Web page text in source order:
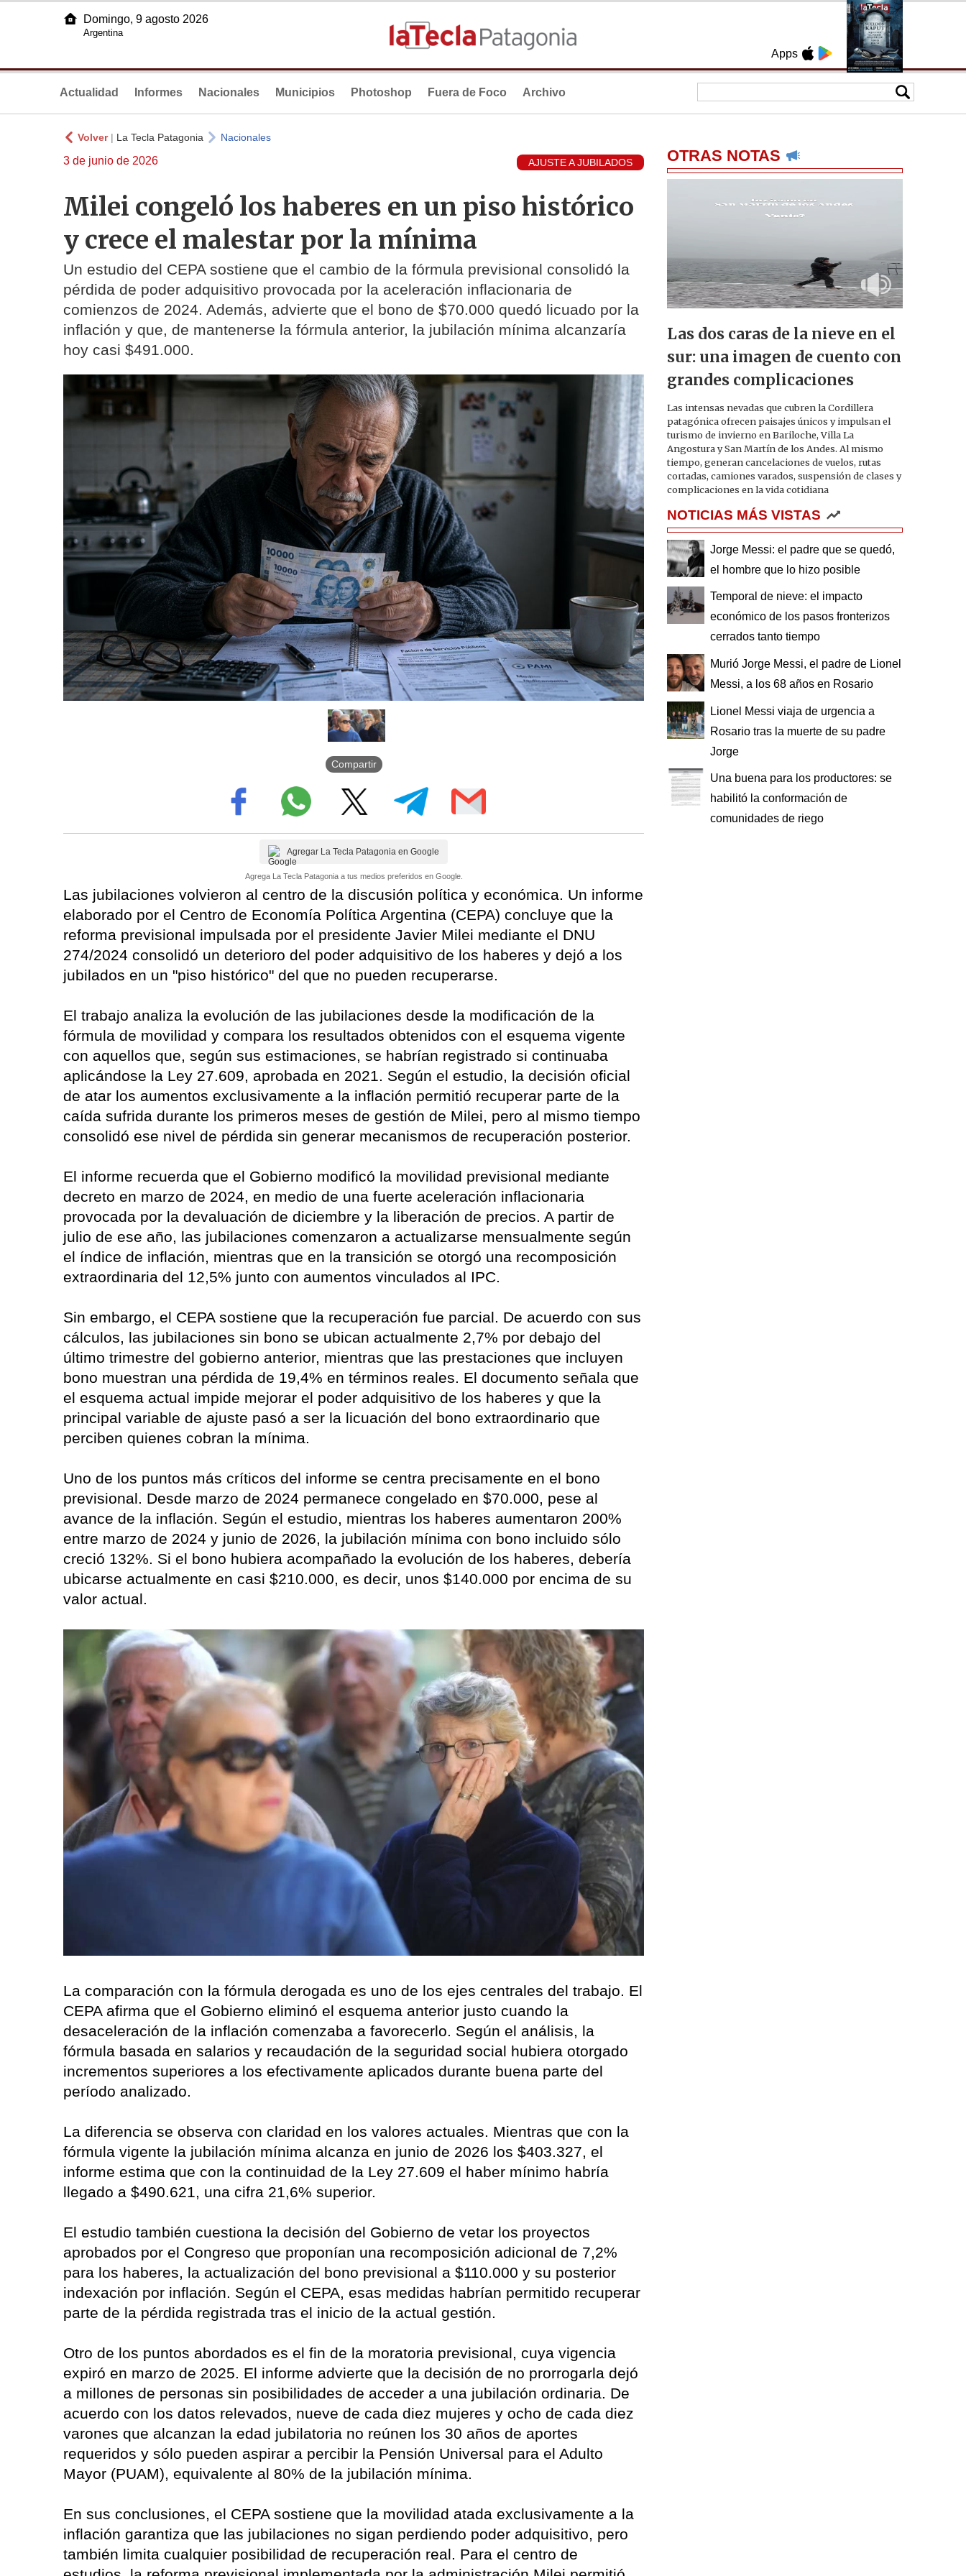
Apps
Domingo, 9 agosto 2026
Argentina
Actualidad Informes Nacionales Municipios Photoshop Fuera de Foco Archivo
Volver| La Tecla Patagonia Nacionales
3 de junio de 2026 AJUSTE A JUBILADOS
Milei congeló los haberes en un piso histórico
y crece el malestar por la mínima
Un estudio del CEPA sostiene que el cambio de la fórmula previsional consolidó la
pérdida de poder adquisitivo provocada por la aceleración inflacionaria de
comienzos de 2024. Además, advierte que el bono de $70.000 quedó licuado por la
inflación y que, de mantenerse la fórmula anterior, la jubilación mínima alcanzaría
hoy casi $491.000.
Compartir
Agregar La Tecla Patagonia en Google
Agrega La Tecla Patagonia a tus medios preferidos en Google.
Las jubilaciones volvieron al centro de la discusión política y económica. Un informe
elaborado por el Centro de Economía Política Argentina (CEPA) concluye que la
reforma previsional impulsada por el presidente Javier Milei mediante el DNU
274/2024 consolidó un deterioro del poder adquisitivo de los haberes y dejó a los
jubilados en un "piso histórico" del que no pueden recuperarse.
El trabajo analiza la evolución de las jubilaciones desde la modificación de la
fórmula de movilidad y compara los resultados obtenidos con el esquema vigente
con aquellos que, según sus estimaciones, se habrían registrado si continuaba
aplicándose la Ley 27.609, aprobada en 2021. Según el estudio, la decisión oficial
de atar los aumentos exclusivamente a la inflación permitió recuperar parte de la
caída sufrida durante los primeros meses de gestión de Milei, pero al mismo tiempo
consolidó ese nivel de pérdida sin generar mecanismos de recuperación posterior.
El informe recuerda que el Gobierno modificó la movilidad previsional mediante
decreto en marzo de 2024, en medio de una fuerte aceleración inflacionaria
provocada por la devaluación de diciembre y la liberación de precios. A partir de
julio de ese año, las jubilaciones comenzaron a actualizarse mensualmente según
el índice de inflación, mientras que en la transición se otorgó una recomposición
extraordinaria del 12,5% junto con aumentos vinculados al IPC.
Sin embargo, el CEPA sostiene que la recuperación fue parcial. De acuerdo con sus
cálculos, las jubilaciones sin bono se ubican actualmente 2,7% por debajo del
último trimestre del gobierno anterior, mientras que las prestaciones que incluyen
bono muestran una pérdida de 19,4% en términos reales. El documento señala que
el esquema actual impide mejorar el poder adquisitivo de los haberes y que la
principal variable de ajuste pasó a ser la licuación del bono extraordinario que
perciben quienes cobran la mínima.
Uno de los puntos más críticos del informe se centra precisamente en el bono
previsional. Desde marzo de 2024 permanece congelado en $70.000, pese al
avance de la inflación. Según el estudio, mientras los haberes aumentaron 200%
entre marzo de 2024 y junio de 2026, la jubilación mínima con bono incluido sólo
creció 132%. Si el bono hubiera acompañado la evolución de los haberes, debería
ubicarse actualmente en casi $210.000, es decir, unos $140.000 por encima de su
valor actual.
La comparación con la fórmula derogada es uno de los ejes centrales del trabajo. El
CEPA afirma que el Gobierno eliminó el esquema anterior justo cuando la
desaceleración de la inflación comenzaba a favorecerlo. Según el análisis, la
fórmula basada en salarios y recaudación de la seguridad social hubiera otorgado
incrementos superiores a los efectivamente aplicados durante buena parte del
período analizado.
La diferencia se observa con claridad en los valores actuales. Mientras que con la
fórmula vigente la jubilación mínima alcanza en junio de 2026 los $403.327, el
informe estima que con la continuidad de la Ley 27.609 el haber mínimo habría
llegado a $490.621, una cifra 21,6% superior.
El estudio también cuestiona la decisión del Gobierno de vetar los proyectos
aprobados por el Congreso que proponían una recomposición adicional de 7,2%
para los haberes, la actualización del bono previsional a $110.000 y su posterior
indexación por inflación. Según el CEPA, esas medidas habrían permitido recuperar
parte de la pérdida registrada tras el inicio de la actual gestión.
Otro de los puntos abordados es el fin de la moratoria previsional, cuya vigencia
expiró en marzo de 2025. El informe advierte que la decisión de no prorrogarla dejó
a millones de personas sin posibilidades de acceder a una jubilación ordinaria. De
acuerdo con los datos relevados, nueve de cada diez mujeres y ocho de cada diez
varones que alcanzan la edad jubilatoria no reúnen los 30 años de aportes
requeridos y sólo pueden aspirar a percibir la Pensión Universal para el Adulto
Mayor (PUAM), equivalente al 80% de la jubilación mínima.
En sus conclusiones, el CEPA sostiene que la movilidad atada exclusivamente a la
inflación garantiza que las jubilaciones no sigan perdiendo poder adquisitivo, pero
también limita cualquier posibilidad de recuperación real. Para el centro de
OTRAS NOTAS
Las dos caras de la nieve en el
sur: una imagen de cuento con
grandes complicaciones
Las intensas nevadas que cubren la Cordillera
patagónica ofrecen paisajes únicos y impulsan el
turismo de invierno en Bariloche, Villa La
Angostura y San Martín de los Andes. Al mismo
tiempo, generan cancelaciones de vuelos, rutas
cortadas, camiones varados, suspensión de clases y
complicaciones en la vida cotidiana
NOTICIAS MÁS VISTAS
Jorge Messi: el padre que se quedó,
el hombre que lo hizo posible
Temporal de nieve: el impacto
económico de los pasos fronterizos
cerrados tanto tiempo
Murió Jorge Messi, el padre de Lionel
Messi, a los 68 años en Rosario
Lionel Messi viaja de urgencia a
Rosario tras la muerte de su padre
Jorge
Una buena para los productores: se
habilitó la conformación de
comunidades de riego